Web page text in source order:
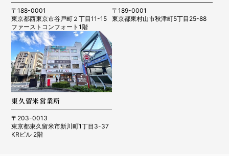
〒188-0001
東京都西東京市谷戸町２丁目11-15
ファーストコンフォート1階
〒189-0001
東京都東村山市秋津町5丁目25-88
東久留米営業所
〒203-0013
東京都東久留米市新川町1丁目3-37
KRビル 2階